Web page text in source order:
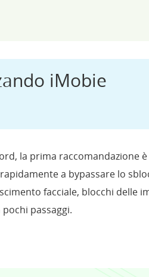
iMobie
la prima raccomandazione
a bypassare lo
facciale, blocchi delle
passaggi.